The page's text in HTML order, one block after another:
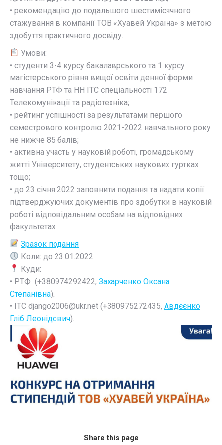
• рекомендацію до подальшого шестимісячного
стажування в компанії ТОВ «Хуавей Україна» з метою
здобуття практичного досвіду.
Умови:
• студенти 3-4 курсу бакалаврського та 1 курсу
магістерського рівня вищої освіти денної форми
навчання РТФ та НН ІТС спеціальності 172
Телекомунікації та радіотехніка;
• рейтинг успішності за результатами першого
семестрового контролю 2021-2022 навчального року
не нижче 85 балів;
• активна участь у науковій роботі, громадському
житті Університету, студентських наукових гуртках
тощо;
• до 23 січня 2022 заповнити подання та надати копії
підтверджуючих документів про здобутки в науковій
роботі відповідальним особам на відповідних
факультетах.
Зразок подання
Коли: до 23.01.2022
Куди:
• РТФ (+380974292422, Захарченко Оксана
Степанівна),
• ІТС django2006@ukr.net (+380975272435, Авдєєнко
Гліб Леонідович).
Share this page